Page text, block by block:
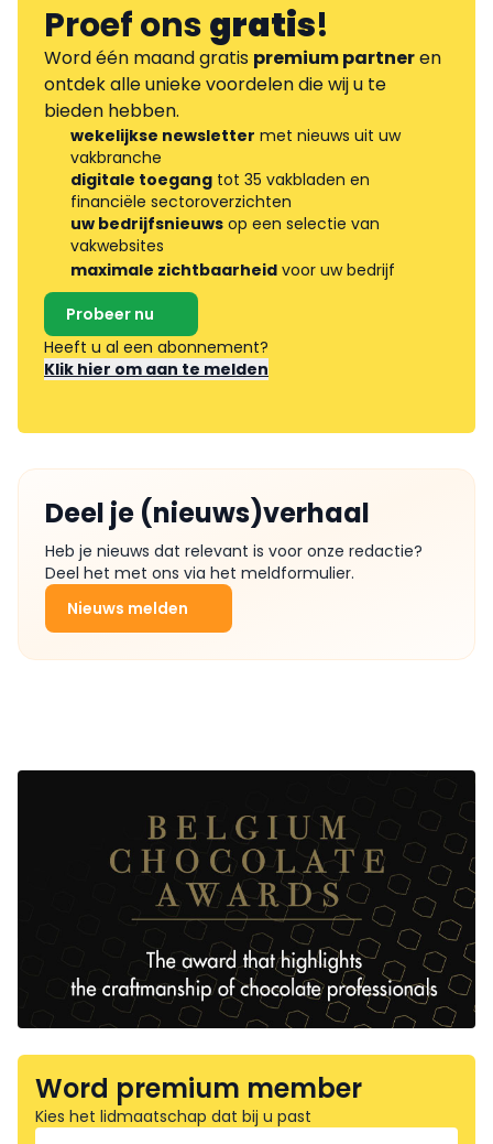
Proef onsgratis!
Word één maand gratis premium partneren
ontdek alle unieke voordelen die wij u te
bieden hebben.
wekelijkse newsletter met nieuws uit uw
vakbranche
digitale toegang tot 35 vakbladen en
financiële sectoroverzichten
uw bedrijfsnieuws op een selectie van
vakwebsites
maximale zichtbaarheid voor uw bedrijf
Probeer nu
Heeft u al een abonnement?
Klik hier om aan te melden
Deel je (nieuws)verhaal
Heb je nieuws dat relevant is voor onze redactie?
Deel het met ons via het meldformulier.
Nieuws melden
Word premium member
Kies het lidmaatschap dat bij u past